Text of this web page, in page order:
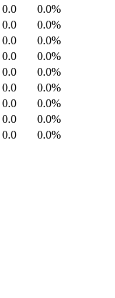
0.0
0.0%
0.0
0.0%
0.0
0.0%
0.0
0.0%
0.0
0.0%
0.0
0.0%
0.0
0.0%
0.0
0.0%
0.0
0.0%